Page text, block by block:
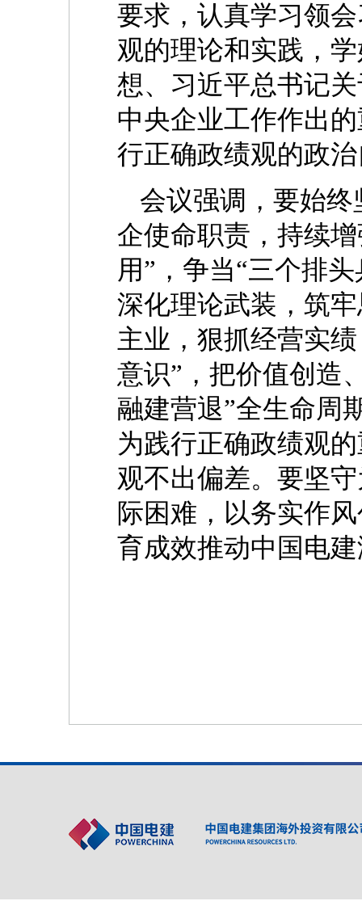
要求，认真学习领
观的理论和实践，
想、习近平总书记
中央企业工作作出
行正确政绩观的政
会议强调，要始
企使命职责，持续
用”，争当“三个排
深化理论武装，筑
主业，狠抓经营实
意识”，把价值创造
融建营退”全生命周
为践行正确政绩观
观不出偏差。要坚
际困难，以务实作
育成效推动中国电